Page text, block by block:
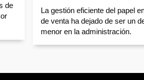
de
La gestión eficiente del papel
de venta ha dejado de ser un
menor en la administración.